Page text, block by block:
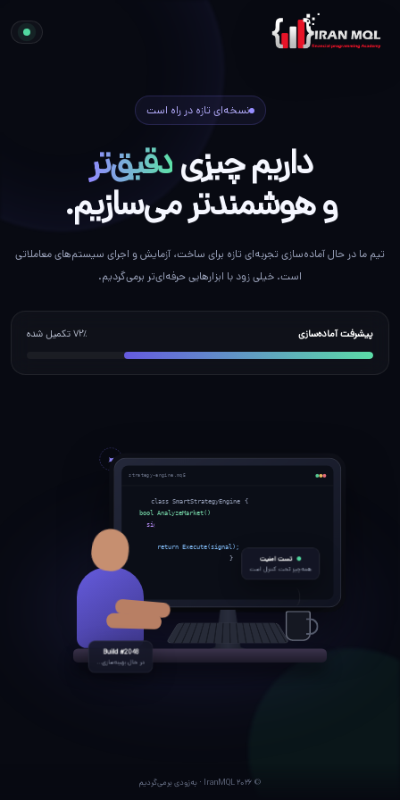
نسخه‌ای تازه در راه است
داریم چیزیدقیق‌تر
و هوشمندتر می‌سازیم.
تیم ما در حال آماده‌سازی تجربه‌ای تازه برای ساخت، آزمایش و اجرای سیستم‌های معاملاتی
است. خیلی زود با ابزارهایی حرفه‌ای‌تر برمی‌گردیم.
پیشرفت آماده‌سازی ۷۲٪ تکمیل شده
strategy-engine.mq5
class SmartStrategyEngine {
bool AnalyzeMarket() {
signal = ai.Predict(data);
return Execute(signal);
}
تست امنیت
همه‌چیز تحت کنترل است
Build #2048
در حال بهینه‌سازی...
© ۲۰۲۶ IranMQL · به‌زودی برمی‌گردیم